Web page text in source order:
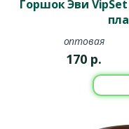
Горшок Эви
оптовая
170 р.